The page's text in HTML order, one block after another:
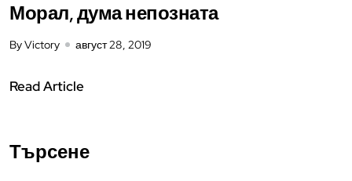
Морал, дума непозната
By Victory август 28, 2019
Read Article
Търсене